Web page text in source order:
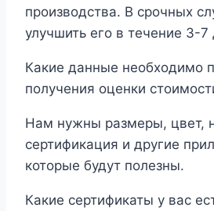
производства. В срочных
улучшить его в течение 3-7
Какие данные необходимо
получения оценки
Нам нужны размеры, цвет,
сертификация и другие
которые будут полезны.
Какие сертификаты у вас